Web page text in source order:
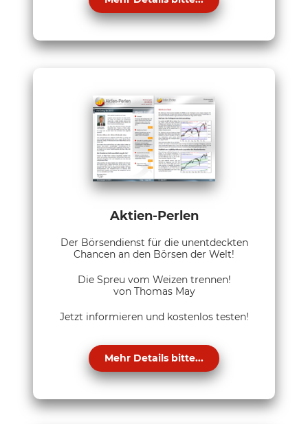
Aktien-Perlen
Der Börsendienst für die unentdeckten
Chancen an den Börsen der Welt!
Die Spreu vom Weizen trennen!
von Thomas May
Jetzt informieren und kostenlos testen!
Mehr Details bitte...